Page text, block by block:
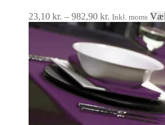
23,10 kr. – 982,90 kr. Prisinterval:
23,10 kr.
982,90 kr.
Inkl. moms